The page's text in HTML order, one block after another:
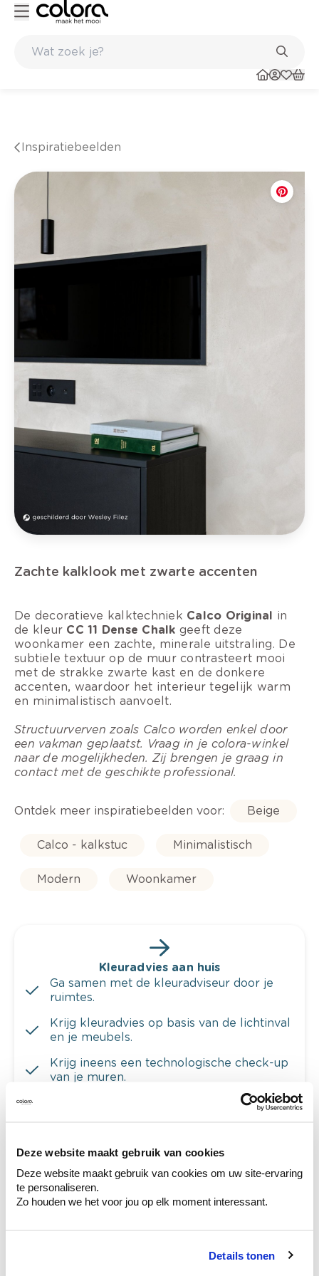
Deze website maakt gebruik van cookies
Deze website maakt gebruik van cookies om uw site-ervaring
te personaliseren.
Zo houden we het voor jou op elk moment interessant.
Details tonen
Inspiratiebeelden
Zachte kalklook met zwarte accenten
De decoratieve kalktechniek Calco Original in
de kleur CC 11 Dense Chalk geeft deze
woonkamer een zachte, minerale uitstraling. De
subtiele textuur op de muur contrasteert mooi
met de strakke zwarte kast en de donkere
accenten, waardoor het interieur tegelijk warm
en minimalistisch aanvoelt.
Structuurverven zoals Calco worden enkel door
een vakman geplaatst. Vraag in je colora-winkel
naar de mogelijkheden. Zij brengen je graag in
contact met de geschikte professional.
Ontdek meer inspiratiebeelden voor: Beige
Calco - kalkstuc Minimalistisch
Modern Woonkamer
Kleuradvies aan huis
Ga samen met de kleuradviseur door je
ruimtes.
Krijg kleuradvies op basis van de lichtinval
en je meubels.
Krijg ineens een technologische check-up
van je muren.
Bekijk je kleur in de winkel
Ontdek er kleurechte stalen van je
kleurenselectie.
Krijg persoonlijk advies om kleuren te